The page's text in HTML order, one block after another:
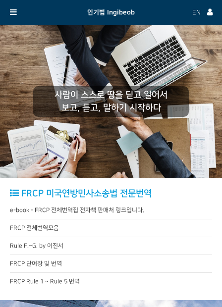
인기법 Ingibeob EN
사람이 스스로 땅을 딛고 일어서
보고, 듣고, 말하기 시작하다
FRCP 미국연방민사소송법 전문번역
e-book - FRCP 전체번역집 전자책 판매처 링크입니다.
FRCP 전체번역모음
Rule F.~G. by 이진서
FRCP 단어장 및 번역
FRCP Rule 1 ~ Rule 5 번역